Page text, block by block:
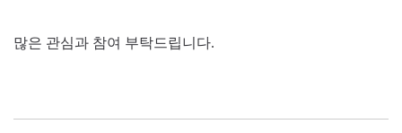
많은 관심과 참여 부탁드립니다.